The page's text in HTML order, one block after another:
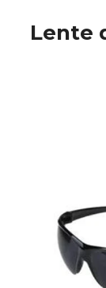
Lente